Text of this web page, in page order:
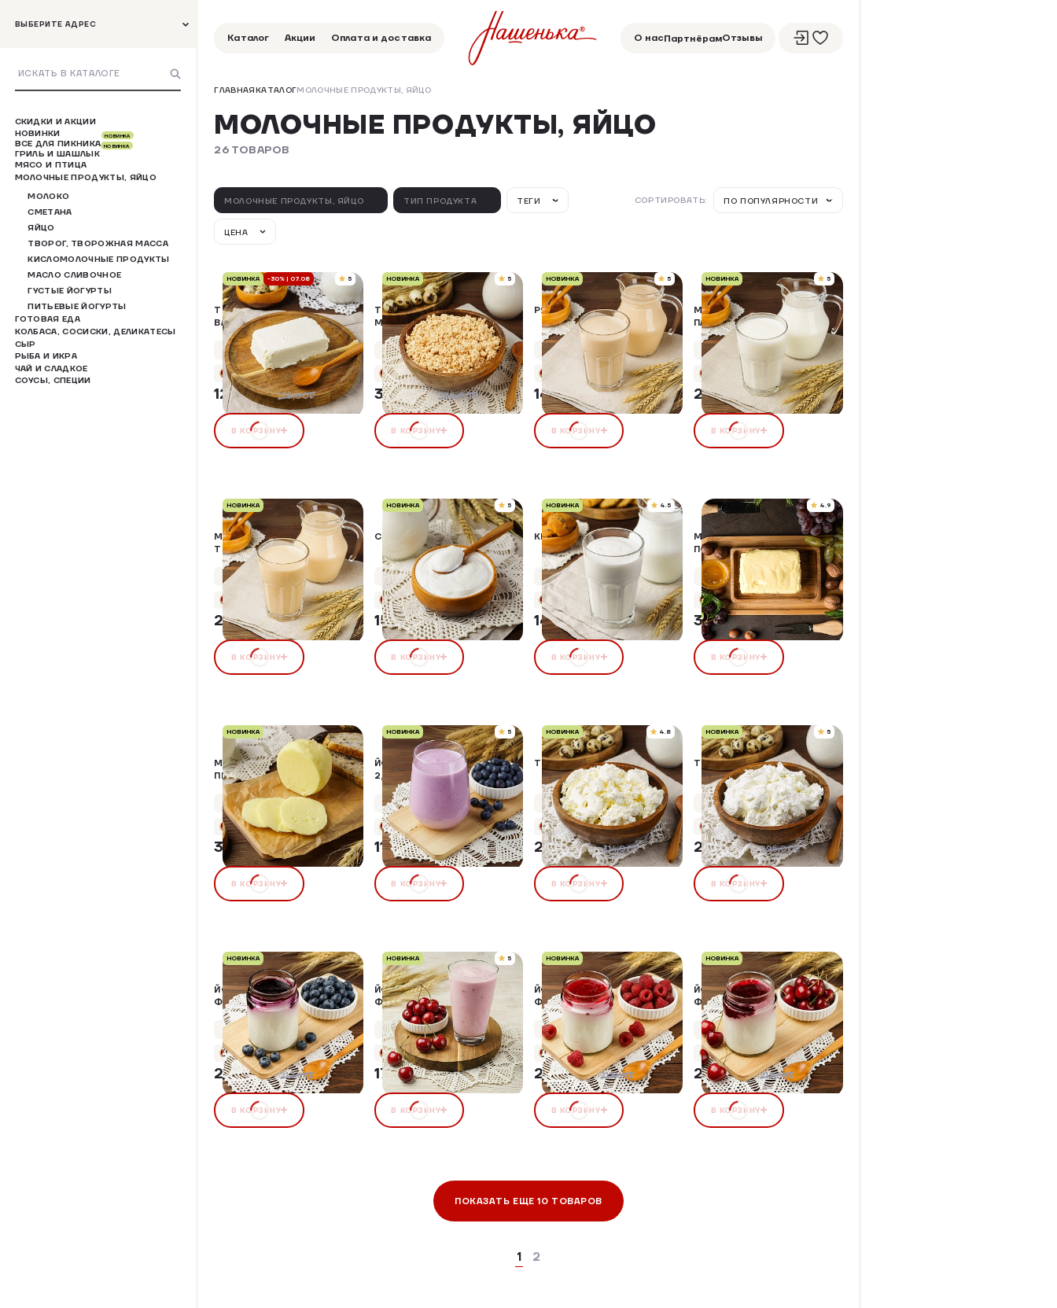
ВЫБЕРИТЕ АДРЕС
СКИДКИ И АКЦИИ
НОВИНКИ
ВСЕ ДЛЯ ПИКНИКА
НОВИНКА
ГРИЛЬ И ШАШЛЫК
НОВИНКА
МЯСО И ПТИЦА
МОЛОЧНЫЕ ПРОДУКТЫ, ЯЙЦО
МОЛОКО
СМЕТАНА
ЯЙЦО
ТВОРОГ, ТВОРОЖНАЯ МАССА
КИСЛОМОЛОЧНЫЕ ПРОДУКТЫ
МАСЛО СЛИВОЧНОЕ
ГУСТЫЕ ЙОГУРТЫ
ПИТЬЕВЫЕ ЙОГУРТЫ
ГОТОВАЯ ЕДА
КОЛБАСА, СОСИСКИ, ДЕЛИКАТЕСЫ
СЫР
РЫБА И ИКРА
ЧАЙ И СЛАДКОЕ
СОУСЫ, СПЕЦИИ
Каталог Акции Оплата и доставка О насПартнёрамОтзывы
ГЛАВНАЯКАТАЛОГМОЛОЧНЫЕ ПРОДУКТЫ, ЯЙЦО
МОЛОЧНЫЕ ПРОДУКТЫ, ЯЙЦО
26 ТОВАРОВ
МОЛОЧНЫЕ ПРОДУКТЫ, ЯЙЦО ТИП ПРОДУКТА ТЕГИ
ЦЕНА
СОРТИРОВАТЬ: ПО ПОПУЛЯРНОСТИ
НОВИНКА -30% | 07.08 5
ТВОРОЖНАЯ МАССА
ВАНИЛЬНАЯ
Упаковка 180 г
+6 бонусов
125,30 ₽179,00₽ 30%
В КОРЗИНУ
НОВИНКА 5
ТВОРОГ ИЗ ТОПЛЕНОГО
МОЛОКА 10-12%, 400 Г
Упаковка 400 г
+15 бонусов
312,48 ₽336,00₽ 7%
В КОРЗИНУ
НОВИНКА 5
РЯЖЕНКА, 3,2%
Упаковка 500 г
+7 бонусов
142,00 ₽
В КОРЗИНУ
НОВИНКА 5
МОЛОКО ЦЕЛЬНОЕ
ПАСТЕРИЗОВАННОЕ, 3,6-4%
Упаковка 1,00 кг
+10 бонусов
201,00 ₽
В КОРЗИНУ
НОВИНКА
МОЛОКО ПИТЬЕВОЕ
ТОПЛЕНОЕ, 3-3,2%
Упаковка 1,00 кг
229,00 ₽
В КОРЗИНУ
НОВИНКА 5
СМЕТАНА, 20%
Упаковка 250 г
+7 бонусов
159,00 ₽
В КОРЗИНУ
НОВИНКА 4.5
КЕФИР, 2,5%
Упаковка 500 г
+7 бонусов
149,00 ₽
В КОРЗИНУ
4.9
МАСЛО СЛИВОЧНОЕ
ПОДСЫРНОЕ, 83%
Упаковка 250 г
+19 бонусов
385,05 ₽
В КОРЗИНУ
НОВИНКА
МАСЛО СЛИВОЧНОЕ В
ПЕРГАМЕНТЕ, 82,5%
Упаковка 180 г
+18 бонусов
363,20 ₽
В КОРЗИНУ
НОВИНКА 5
ЙОГУРТ ПИТЬЕВОЙ ЧЕРНИКА,
2,5%
Упаковка 300 г
+5 бонусов
119,00 ₽
В КОРЗИНУ
НОВИНКА 4.8
ТВОРОГ 12%, 400 Г
Упаковка 400 г
+14 бонусов
292,02 ₽314,00₽ 7%
В КОРЗИНУ
НОВИНКА 5
ТВОРОГ 5%, 400 Г
Упаковка 400 г
+13 бонусов
274,35 ₽295,00₽ 7%
В КОРЗИНУ
НОВИНКА
ЙОГУРТ ГРЕЧЕСКИЙ С
ФРУКТОВЫМ
НАПОЛНИТЕЛЕМ "ЧЕРНИКА"
Упаковка 250 г
+10 бонусов
202,01 ₽212,64₽ 5%
В КОРЗИНУ
НОВИНКА 5
ЙОГУРТ ПИТЬЕВОЙ С
ФРУКТОВЫМ
НАПОЛНИТЕЛЕМ "ВИШНЯ"
Упаковка 500 г
+8 бонусов
171,72 ₽
В КОРЗИНУ
НОВИНКА
ЙОГУРТ ГРЕЧЕСКИЙ С
ФРУКТОВЫМ
НАПОЛНИТЕЛЕМ "МАЛИНА"
Упаковка 250 г
+10 бонусов
202,01 ₽212,64₽ 5%
В КОРЗИНУ
НОВИНКА
ЙОГУРТ ГРЕЧЕСКИЙ С
ФРУКТОВЫМ
НАПОЛНИТЕЛЕМ "ВИШНЯ"
Упаковка 250 г
+10 бонусов
202,01 ₽212,64₽ 5%
В КОРЗИНУ
ПОКАЗАТЬ ЕЩЕ 10 ТОВАРОВ
1 2